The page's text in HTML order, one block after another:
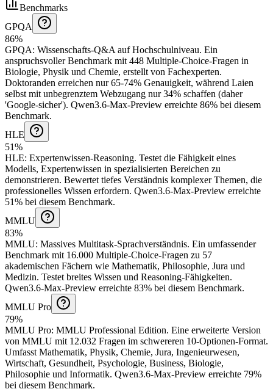
Benchmarks
GPQA
86%
GPQA: Wissenschafts-Q&A auf Hochschulniveau. Ein
anspruchsvoller Benchmark mit 448 Multiple-Choice-Fragen in
Biologie, Physik und Chemie, erstellt von Fachexperten.
Doktoranden erreichen nur 65-74% Genauigkeit, während Laien
selbst mit unbegrenztem Webzugang nur 34% schaffen (daher
'Google-sicher'). Qwen3.6-Max-Preview erreichte 86% bei diesem
Benchmark.
HLE
51%
HLE: Expertenwissen-Reasoning. Testet die Fähigkeit eines
Modells, Expertenwissen in spezialisierten Bereichen zu
demonstrieren. Bewertet tiefes Verständnis komplexer Themen, die
professionelles Wissen erfordern. Qwen3.6-Max-Preview erreichte
51% bei diesem Benchmark.
MMLU
83%
MMLU: Massives Multitask-Sprachverständnis. Ein umfassender
Benchmark mit 16.000 Multiple-Choice-Fragen zu 57
akademischen Fächern wie Mathematik, Philosophie, Jura und
Medizin. Testet breites Wissen und Reasoning-Fähigkeiten.
Qwen3.6-Max-Preview erreichte 83% bei diesem Benchmark.
MMLU Pro
79%
MMLU Pro: MMLU Professional Edition. Eine erweiterte Version
von MMLU mit 12.032 Fragen im schwereren 10-Optionen-Format.
Umfasst Mathematik, Physik, Chemie, Jura, Ingenieurwesen,
Wirtschaft, Gesundheit, Psychologie, Business, Biologie,
Philosophie und Informatik. Qwen3.6-Max-Preview erreichte 79%
bei diesem Benchmark.